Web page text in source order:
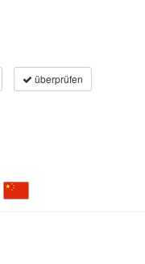
überprüfen